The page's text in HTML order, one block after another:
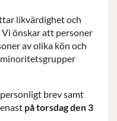
likvärdighet och
Vi önskar att personer
av olika kön och
brev samt
på torsdag den 3